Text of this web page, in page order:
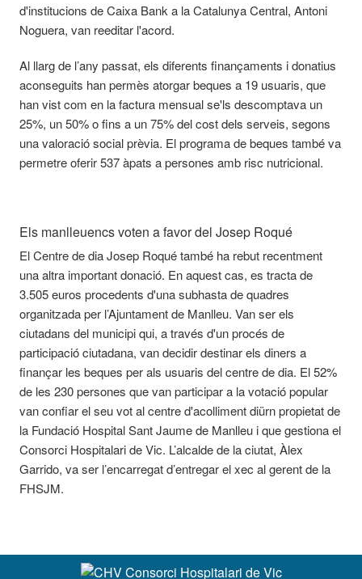
d'institucions de Caixa Bank a la Catalunya Central, Antoni
Noguera, van reeditar l'acord.
Al llarg de l’any passat, els diferents finançaments i donatius
aconseguits han permès atorgar beques a 19 usuaris, que
han vist com en la factura mensual se'ls descomptava un
25%, un 50% o fins a un 75% del cost dels serveis, segons
una valoració social prèvia. El programa de beques també va
permetre oferir 537 àpats a persones amb risc nutricional.
Els manlleuencs voten a favor del Josep Roqué
El Centre de dia Josep Roqué també ha rebut recentment
una altra important donació. En aquest cas, es tracta de
3.505 euros procedents d'una subhasta de quadres
organitzada per l’Ajuntament de Manlleu. Van ser els
ciutadans del municipi qui, a través d'un procés de
participació ciutadana, van decidir destinar els diners a
finançar les beques per als usuaris del centre de dia. El 52%
de les 230 persones que van participar a la votació popular
van confiar el seu vot al centre d'acolliment diürn propietat de
la Fundació Hospital Sant Jaume de Manlleu i que gestiona el
Consorci Hospitalari de Vic. L’alcalde de la ciutat, Àlex
Garrido, va ser l’encarregat d’entregar el xec al gerent de la
FHSJM.